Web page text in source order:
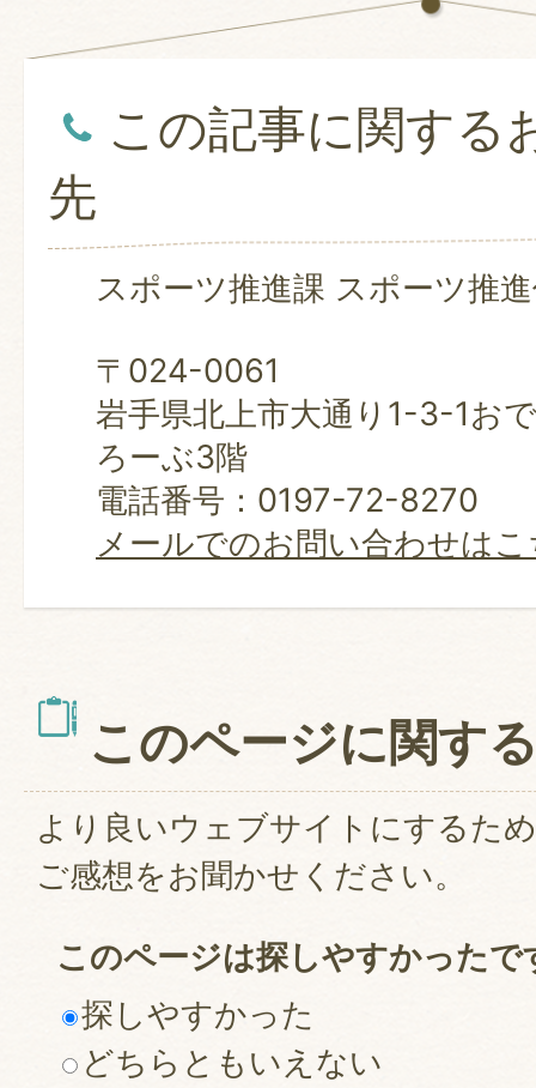
この記事に関する
先
スポーツ推進課 スポーツ推
〒024-0061
岩手県北上市大通り1-3-1お
ろーぶ3階
電話番号：0197-72-8270
メールでのお問い合わせは
このページに関す
より良いウェブサイトにするた
ご感想をお聞かせください。
このページは探しやすかったで
探しやすかった
どちらともいえない